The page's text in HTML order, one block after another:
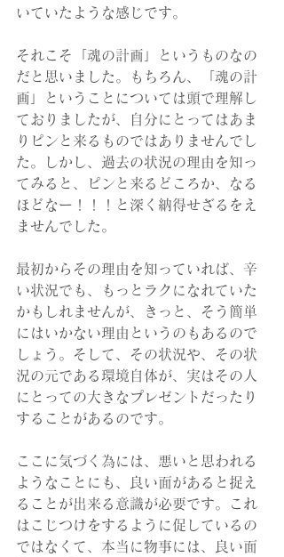
いていたような感じです。
それこそ「魂の計画」というものなの
だと思いました。もちろん、「魂の計
画」ということについては頭で理解し
ておりましたが、自分にとってはあま
りピンと来るものではありませんでし
た。しかし、過去の状況の理由を知っ
てみると、ピンと来るどころか、なる
ほどなー！！！と深く納得せざるをえ
ませんでした。
最初からその理由を知っていれば、辛
い状況でも、もっとラクになれていた
かもしれませんが、きっと、そう簡単
にはいかない理由というのもあるので
しょう。そして、その状況や、その状
況の元である環境自体が、実はその人
にとっての大きなプレゼントだったり
することがあるのです。
ここに気づく為には、悪いと思われる
ようなことにも、良い面があると捉え
ることが出来る意識が必要です。これ
はこじつけをするように促しているの
ではなくて、本当に物事には、良い面